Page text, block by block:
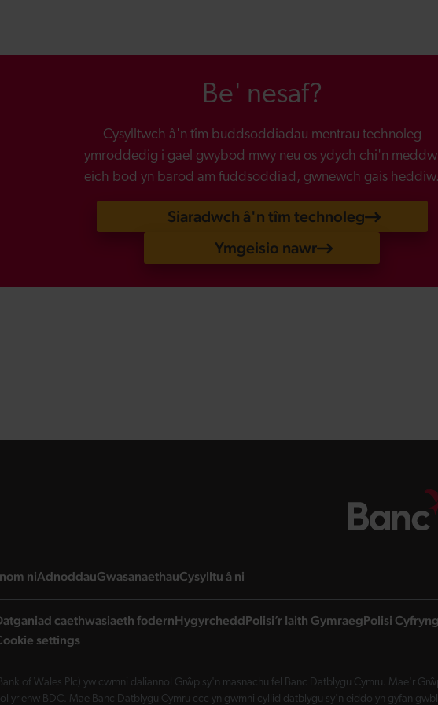
Be' nesaf?
Cysylltwch â'n tîm buddsoddiadau mentrau technoleg
ymroddedig i gael gwybod mwy neu os ydych chi'n
eich bod yn barod am fuddsoddiad, gwnewch gais
Siaradwch â'n tîm technoleg
Ymgeisio nawr
page
nilanding page
Adnoddaulanding page
Gwasanaethaulanding page
Cysylltu â nilanding page
caethwasiaeth fodernHygyrcheddPolisi’r Iaith GymraegPolisi
settings
of Wales Plc) yw cwmni daliannol Grŵp sy'n masnachu fel Banc Datblygu Cymru. Mae'r
yr enw BDC. Mae Banc Datblygu Cymru ccc yn gwmni cyllid datblygu sy'n eiddo yn gyfan